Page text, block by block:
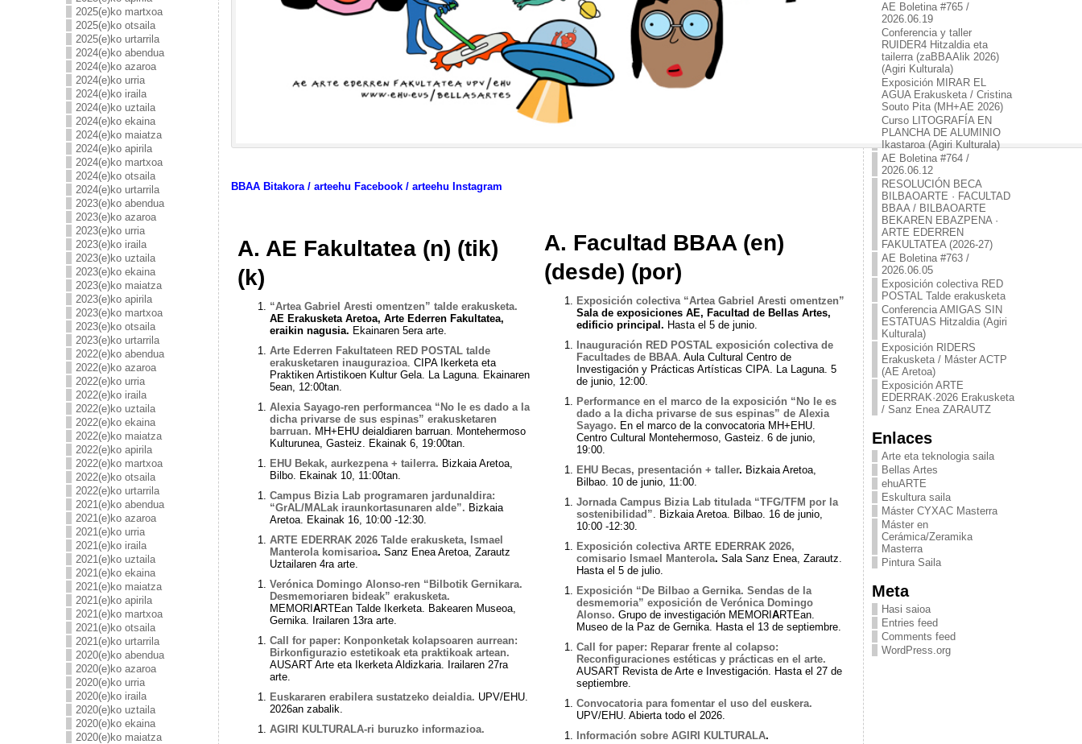
2025(e)ko martxoa
2025(e)ko otsaila
2025(e)ko urtarrila
2024(e)ko abendua
2024(e)ko azaroa
2024(e)ko urria
2024(e)ko iraila
2024(e)ko uztaila
2024(e)ko ekaina
2024(e)ko maiatza
2024(e)ko apirila
2024(e)ko martxoa
2024(e)ko otsaila
2024(e)ko urtarrila
2023(e)ko abendua
2023(e)ko azaroa
2023(e)ko urria
2023(e)ko iraila
2023(e)ko uztaila
2023(e)ko ekaina
2023(e)ko maiatza
2023(e)ko apirila
2023(e)ko martxoa
2023(e)ko otsaila
2023(e)ko urtarrila
2022(e)ko abendua
2022(e)ko azaroa
2022(e)ko urria
2022(e)ko iraila
2022(e)ko uztaila
2022(e)ko ekaina
2022(e)ko maiatza
2022(e)ko apirila
2022(e)ko martxoa
2022(e)ko otsaila
2022(e)ko urtarrila
2021(e)ko abendua
2021(e)ko azaroa
2021(e)ko urria
2021(e)ko iraila
2021(e)ko uztaila
2021(e)ko ekaina
2021(e)ko maiatza
2021(e)ko apirila
2021(e)ko martxoa
2021(e)ko otsaila
2021(e)ko urtarrila
2020(e)ko abendua
2020(e)ko azaroa
2020(e)ko urria
2020(e)ko iraila
2020(e)ko uztaila
2020(e)ko ekaina
2020(e)ko maiatza
BBAA Bitakora/ arteehu Facebook / arteehu Instagram
A. AE Fakultatea (n) (tik)
(k)
“Artea Gabriel Aresti omentzen” talde erakusketa.
AE Erakusketa Aretoa, Arte Ederren Fakultatea,
eraikin nagusia. Ekainaren 5era arte.
Arte Ederren Fakultateen RED POSTAL talde
erakusketaren inaugurazioa. CIPA Ikerketa eta
Praktiken Artistikoen Kultur Gela. La Laguna. Ekainaren
5ean, 12:00tan.
Alexia Sayago-ren performancea “No le es dado a la
dicha privarse de sus espinas” erakusketaren
barruan. MH+EHU deialdiaren barruan. Montehermoso
Kulturunea, Gasteiz. Ekainak 6, 19:00tan.
EHU Bekak, aurkezpena + tailerra. Bizkaia Aretoa,
Bilbo. Ekainak 10, 11:00tan.
Campus Bizia Lab programaren jardunaldira:
“GrAL/MALak iraunkortasunaren alde”. Bizkaia
Aretoa. Ekainak 16, 10:00 -12:30.
ARTE EDERRAK 2026 Talde erakusketa, Ismael
Manterola komisarioa. Sanz Enea Aretoa, Zarautz
Uztailaren 4ra arte.
Verónica Domingo Alonso-ren “Bilbotik Gernikara.
Desmemoriaren bideak” erakusketa.
MEMORI ARTEan Talde Ikerketa. Bakearen Museoa,
Gernika. Irailaren 13ra arte.
Call for paper: Konponketak kolapsoaren aurrean:
Birkonfigurazio estetikoak eta praktikoak artean.
AUSART Arte eta Ikerketa Aldizkaria. Irailaren 27ra
arte.
Euskararen erabilera sustatzeko deialdia. UPV/EHU.
2026an zabalik.
AGIRI KULTURALA-ri buruzko informazioa.
A. Facultad BBAA (en)
(desde) (por)
Exposición colectiva “Artea Gabriel Aresti omentzen”
Sala de exposiciones AE, Facultad de Bellas Artes,
edificio principal . Hasta el 5 de junio.
Inauguración RED POSTAL exposición colectiva de
Facultades de BBAA. Aula Cultural Centro de
Investigación y Prácticas Artísticas CIPA. La Laguna. 5
de junio, 12:00.
Performance en el marco de la exposición “No le es
dado a la dicha privarse de sus espinas” de Alexia
Sayago. En el marco de la convocatoria MH+EHU.
Centro Cultural Montehermoso, Gasteiz. 6 de junio,
19:00.
EHU Becas, presentación + taller. Bizkaia Aretoa,
Bilbao. 10 de junio, 11:00.
Jornada Campus Bizia Lab titulada “TFG/TFM por la
sostenibilidad ”. Bizkaia Aretoa. Bilbao. 16 de junio,
10:00 -12:30.
Exposición colectiva ARTE EDERRAK 2026,
comisario Ismael Manterola. Sala Sanz Enea, Zarautz.
Hasta el 5 de julio.
Exposición “De Bilbao a Gernika. Sendas de la
desmemoria” exposición de Verónica Domingo
Alonso. Grupo de investigación MEMORI ARTEan.
Museo de la Paz de Gernika. Hasta el 13 de septiembre.
Call for paper: Reparar frente al colapso:
Reconfiguraciones estéticas y prácticas en el arte.
AUSART Revista de Arte e Investigación. Hasta el 27 de
septiembre.
Convocatoria para fomentar el uso del euskera.
UPV/EHU. Abierta todo el 2026.
Información sobre AGIRI KULTURALA.
AE Boletina #765 /
2026.06.19
Conferencia y taller
RUIDER4 Hitzaldia eta
tailerra (zaBBAAlik 2026)
(Agiri Kulturala)
Exposición MIRAR EL
AGUA Erakusketa / Cristina
Souto Pita (MH+AE 2026)
Curso LITOGRAFÍA EN
PLANCHA DE ALUMINIO
Ikastaroa (Agiri Kulturala)
AE Boletina #764 /
2026.06.12
RESOLUCIÓN BECA
BILBAOARTE · FACULTAD
BBAA / BILBAOARTE
BEKAREN EBAZPENA ·
ARTE EDERREN
FAKULTATEA (2026-27)
AE Boletina #763 /
2026.06.05
Exposición colectiva RED
POSTAL Talde erakusketa
Conferencia AMIGAS SIN
ESTATUAS Hitzaldia (Agiri
Kulturala)
Exposición RIDERS
Erakusketa / Máster ACTP
(AE Aretoa)
Exposición ARTE
EDERRAK·2026 Erakusketa
/ Sanz Enea ZARAUTZ
Enlaces
Arte eta teknologia saila
Bellas Artes
ehuARTE
Eskultura saila
Máster CYXAC Masterra
Máster en
Cerámica/Zeramika
Masterra
Pintura Saila
Meta
Hasi saioa
Entries feed
Comments feed
WordPress.org